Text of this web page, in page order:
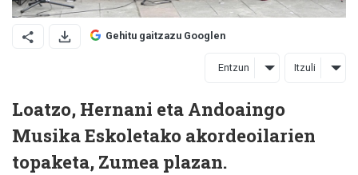
Gehitu gaitzazu Googlen
Entzun Itzuli
Loatzo, Hernani eta Andoaingo
Musika Eskoletako akordeoilarien
topaketa, Zumea plazan.